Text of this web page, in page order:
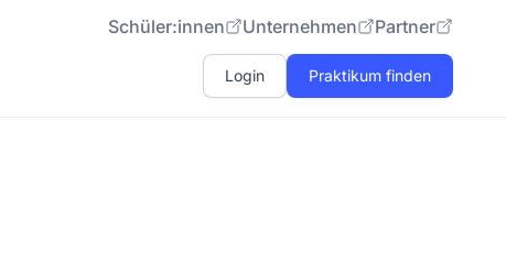
Schüler:innen Unternehmen Partner
Login Praktikum finden